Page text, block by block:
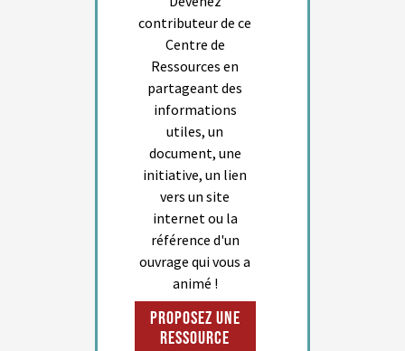
contributeur de ce
Centre de
Ressources en
partageant des
informations
utiles, un
document, une
initiative, un lien
vers un site
internet ou la
référence d'un
ouvrage qui vous a
animé !
Proposez une
ressource